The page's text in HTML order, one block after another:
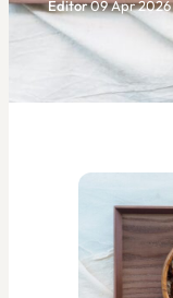
Editor·09 Apr 2026